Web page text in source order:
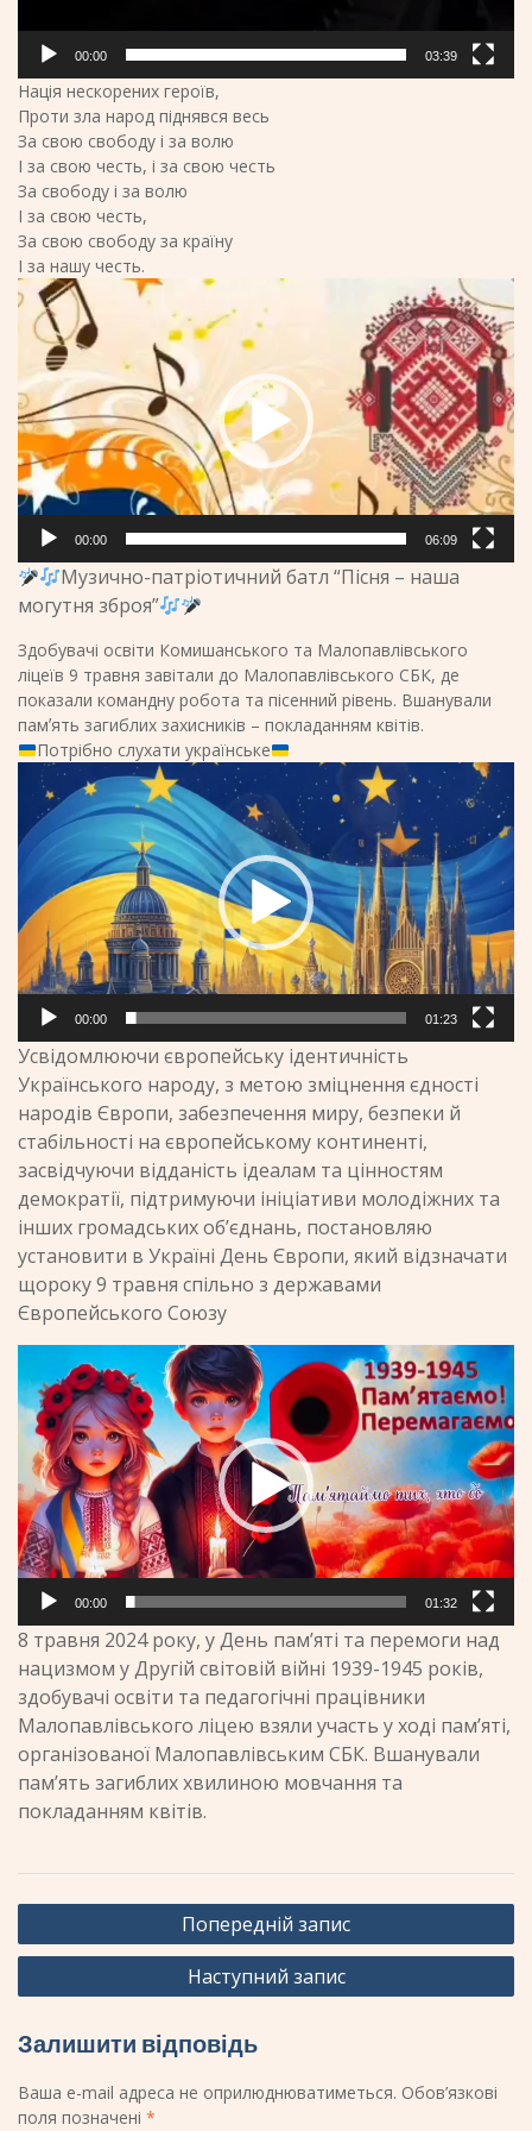
00:00 03:39
Нація нескорених героїв,
Проти зла народ піднявся весь
За свою свободу і за волю
І за свою честь, і за свою честь
За свободу і за волю
І за свою честь,
За свою свободу за країну
І за нашу честь.
Відеопрогравач
00:00 06:09
Музично-патріотичний батл “Пісня – наша
могутня зброя”
Здобувачі освіти Комишанського та Малопавлівського
ліцеїв 9 травня завітали до Малопавлівського СБК, де
показали командну робота та пісенний рівень. Вшанували
памʼять загиблих захисників – покладанням квітів.
Потрібно слухати українське
Відеопрогравач
00:00 01:23
Усвідомлюючи європейську ідентичність
Українського народу, з метою зміцнення єдності
народів Європи, забезпечення миру, безпеки й
стабільності на європейському континенті,
засвідчуючи відданість ідеалам та цінностям
демократії, підтримуючи ініціативи молодіжних та
інших громадських об’єднань, постановляю
установити в Україні День Європи, який відзначати
щороку 9 травня спільно з державами
Європейського Союзу
Відеопрогравач
00:00 01:32
8 травня 2024року, у День пам’яті та перемоги над
нацизмом у Другій світовій війні 1939-1945 років,
здобувачі освіти та педагогічні працівники
Малопавлівського ліцею взяли участь у ході пам’яті,
організованої Малопавлівським СБК. Вшанували
памʼять загиблих хвилиною мовчання та
покладанням квітів.
Навігація
записів
Попередній запис
Наступний запис
Залишити відповідь
Ваша e-mail адреса не оприлюднюватиметься. Обов’язкові
поля позначені *